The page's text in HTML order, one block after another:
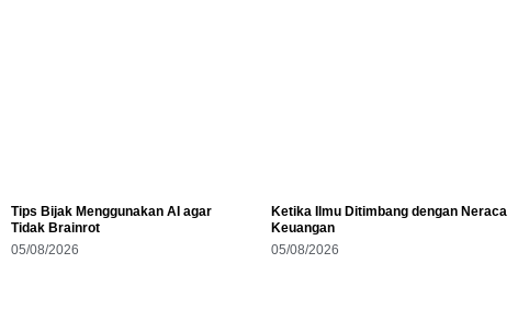
Tips Bijak Menggunakan AI agar
Tidak Brainrot
05/08/2026
Ketika Ilmu Ditimbang dengan Neraca
Keuangan
05/08/2026